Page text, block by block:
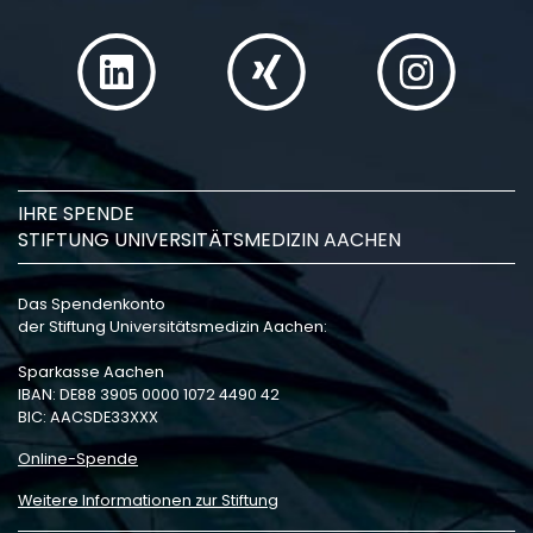
IHRE SPENDE
STIFTUNG UNIVERSITÄTSMEDIZIN AACHEN
Das Spendenkonto
der Stiftung Universitätsmedizin Aachen:
Sparkasse Aachen
IBAN: DE88 3905 0000 1072 4490 42
BIC: AACSDE33XXX
Online-Spende
Weitere Informationen zur Stiftung